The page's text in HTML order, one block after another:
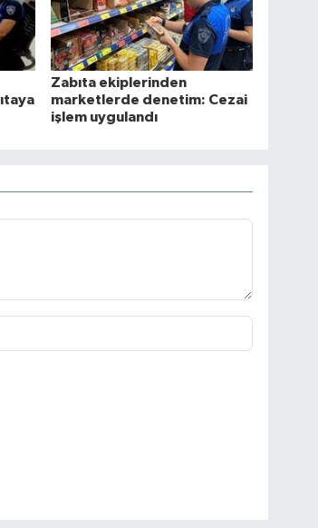
Zabıta ekiplerinden
marketlerde denetim: Cezai
işlem uygulandı